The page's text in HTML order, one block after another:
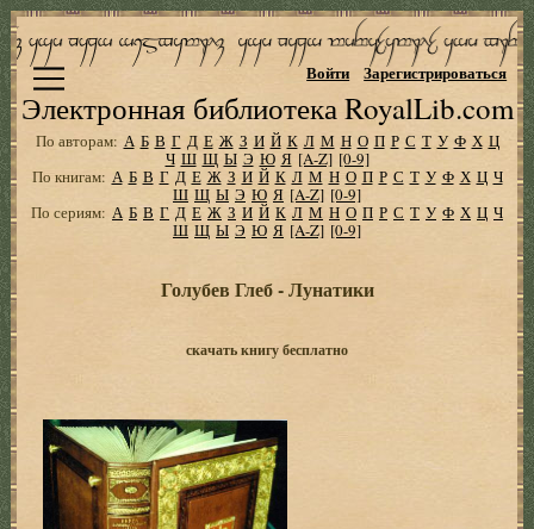
Электронная библиотека RoyalLib.com
Войти Зарегистрироваться
По авторам: А Б В Г Д Е Ж З И Й К Л М Н О П Р С Т У Ф Х Ц
Ч Ш Щ Ы Э Ю Я [A-Z] [0-9]
По книгам: А Б В Г Д Е Ж З И Й К Л М Н О П Р С Т У Ф Х Ц Ч
Ш Щ Ы Э Ю Я [A-Z] [0-9]
По сериям: А Б В Г Д Е Ж З И Й К Л М Н О П Р С Т У Ф Х Ц Ч
Ш Щ Ы Э Ю Я [A-Z] [0-9]
Голубев Глеб - Лунатики
скачать книгу бесплатно